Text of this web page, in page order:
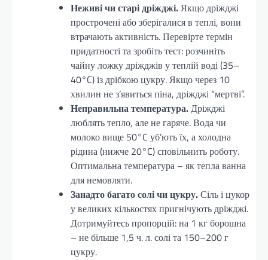
Неживі чи старі дріжджі.Якщо дріжджі
прострочені або зберігалися в теплі, вони
втрачають активність. Перевірте термін
придатності та зробіть тест: розчиніть
чайну ложку дріжджів у теплій воді (35–
40°C) із дрібкою цукру. Якщо через 10
хвилин не з’явиться піна, дріжджі “мертві”.
Неправильна температура.Дріжджі
люблять тепло, але не гаряче. Вода чи
молоко вище 50°C уб’ють їх, а холодна
рідина (нижче 20°C) сповільнить роботу.
Оптимальна температура – як тепла ванна
для немовляти.
Занадто багато солі чи цукру.Сіль і цукор
у великих кількостях пригнічують дріжджі.
Дотримуйтесь пропорцій: на 1 кг борошна
– не більше 1,5 ч. л. солі та 150–200 г
цукру.